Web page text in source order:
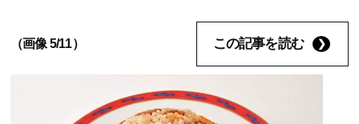
（画像 5/11） この記事を読む